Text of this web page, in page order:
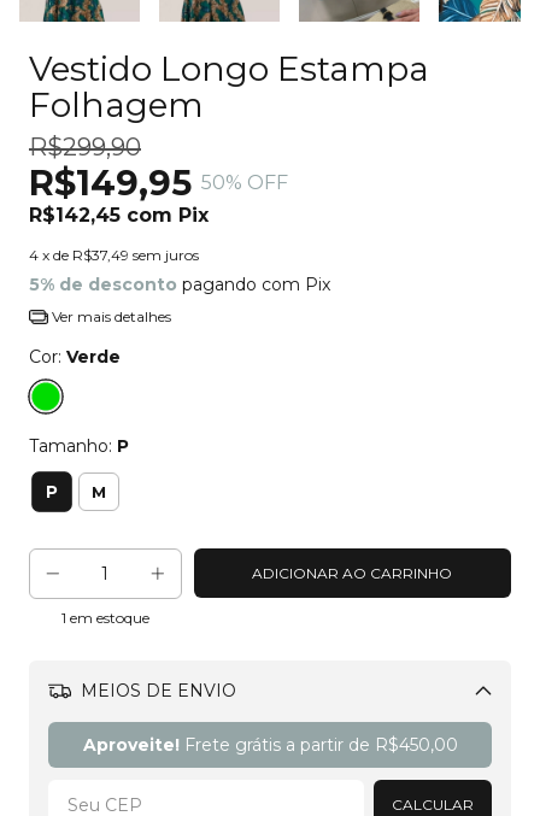
Vestido Longo Estampa
Folhagem
R$299,90
R$149,95 50% OFF
R$142,45 com Pix
4 x de R$37,49 sem juros
5% de desconto pagando com Pix
Ver mais detalhes
Cor: Verde
Tamanho: P
P M
1 em estoque
MEIOS DE ENVIO
Alterar CEP
Aproveite! Frete grátis a partir de R$450,00
CALCULAR